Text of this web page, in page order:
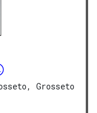
Grosseto